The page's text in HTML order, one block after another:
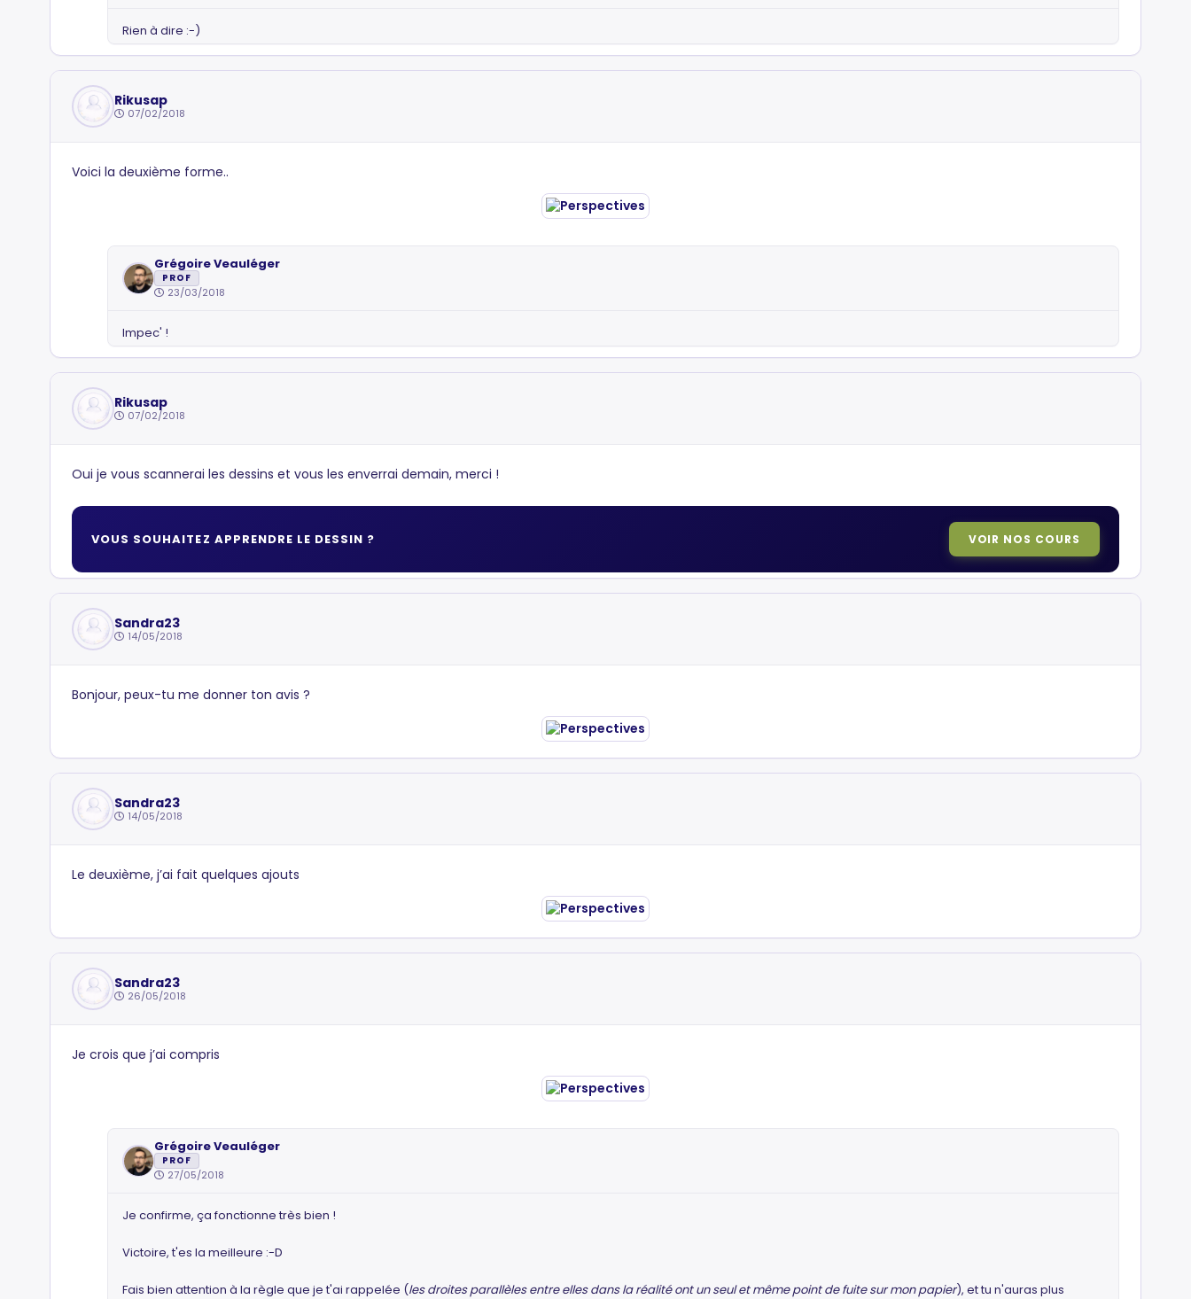
Rien à dire :-)
Rikusap
07/02/2018
Voici la deuxième forme..
Grégoire Veauléger
PROF
23/03/2018
Impec' !
Rikusap
07/02/2018
Oui je vous scannerai les dessins et vous les enverrai demain, merci !
VOUS SOUHAITEZ APPRENDRE LE DESSIN ? VOIR NOS COURS
Sandra23
14/05/2018
Bonjour, peux-tu me donner ton avis ?
Sandra23
14/05/2018
Le deuxième, j’ai fait quelques ajouts
Sandra23
26/05/2018
Je crois que j’ai compris
Grégoire Veauléger
PROF
27/05/2018
Je confirme, ça fonctionne très bien !
Victoire, t'es la meilleure :-D
Fais bien attention à la règle que je t'ai rappelée (les droites parallèles entre elles dans la réalité ont un seul et même point de fuite sur mon papier), et tu n'auras plus